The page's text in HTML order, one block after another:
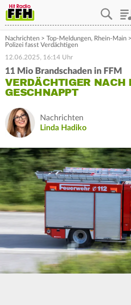
Nachrichten > Top-Meldungen, Rhein-Main >
Polizei fasst Verdächtigen
12.06.2025, 16:14 Uhr
11 Mio Brandschaden in FFM
VERDÄCHTIGER NACH
GESCHNAPPT
Nachrichten
Linda Hadiko